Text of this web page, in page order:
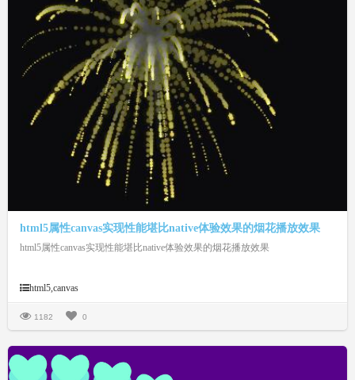
html5属性canvas实现性能堪比native体验效果的烟花播放效果
html5属性canvas实现性能堪比native体验效果的烟花播放效果
html5,canvas
1182 0